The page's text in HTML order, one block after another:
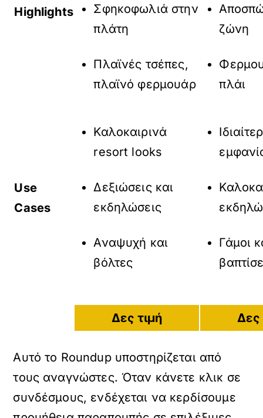
Highlights
Σφηκοφωλιά στην
πλάτη
Πλαϊνές τσέπες,
πλαϊνό φερμουάρ
ζώνη
πλάι
Use
Cases
Καλοκαιρινά
resort looks
Δεξιώσεις και
εκδηλώσεις
Αναψυχή και
βόλτες
Γάμοι
Δες τιμή Δες
Αυτό το Roundup υποστηρίζεται από
τους αναγνώστες. Όταν κάνετε κλικ σε
συνδέσμους, ενδέχεται να κερδίσουμε